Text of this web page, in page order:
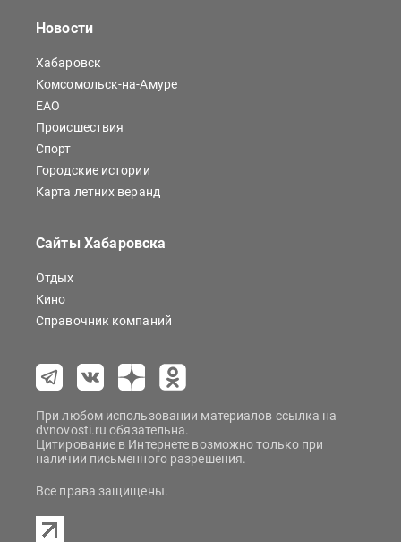
Новости
Хабаровск
Комсомольск-на-Амуре
ЕАО
Происшествия
Спорт
Городские истории
Карта летних веранд
Сайты Хабаровска
Отдых
Кино
Справочник компаний
При любом использовании материалов ссылка на
dvnovosti.ru обязательна.
Цитирование в Интернете возможно только при
наличии письменного разрешения.
Все права защищены.